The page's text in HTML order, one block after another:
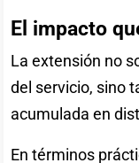
El impacto
La extensión no
del servicio, sino
acumulada en
En términos